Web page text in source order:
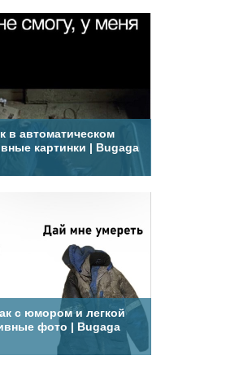
в автоматическом
картинки | Bugaga
с юмором и легкой
фото | Bugaga